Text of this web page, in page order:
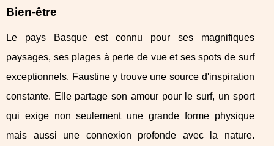
Bien-être
Le pays Basque est connu pour ses magnifiques
paysages, ses plages à perte de vue et ses spots de surf
exceptionnels. Faustine y trouve une source d'inspiration
constante. Elle partage son amour pour le surf, un sport
qui exige non seulement une grande forme physique
mais aussi une connexion profonde avec la nature.